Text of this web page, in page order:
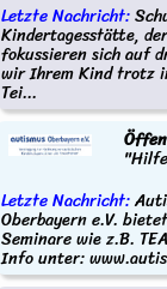
Letzte Nachricht:
Kindertagesstätte,
fokussieren sich auf
wir Ihrem Kind trotz
Tei...
Letzte Nachricht:
Oberbayern e.V.
Seminare wie z.B.
Info unter: